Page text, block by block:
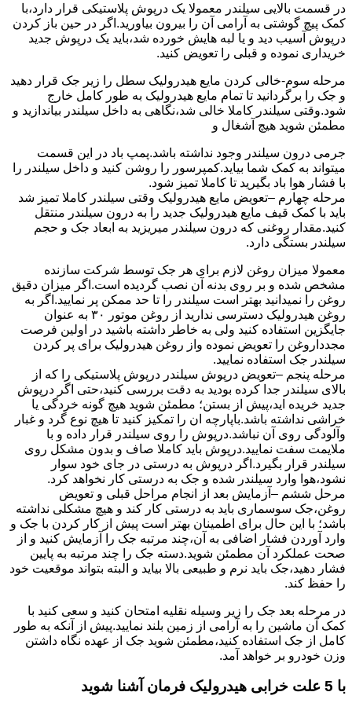
در قسمت بالایی سیلندر معمولا یک درپوش پلاستیکی قرار دارد،با
کمک پیچ گوشتی به آرامی آن را بیرون بیاورید.اگر در حین باز کردن
درپوش آسیب دید و یا لبه هایش خورده شد،باید یک درپوش جدید
خریداری نموده و قبلی را تعویض کنید.
مرحله سوم-خالی کردن مایع هیدرولیک سطل را زیر جک قرار دهید
و جک را برگردانید تا تمام مایع هیدرولیک به طور کامل خارج
شود.وقتی سیلندر کاملا خالی شد،نگاهی به داخل سیلندر بیاندازید و
مطمئن شوید هیچ آشغال و
جرمی درون سیلندر وجود نداشته باشد.پمپ باد در این قسمت
میتواند به کمک شما بیاید.کمپرسور را روشن کنید و داخل سیلندر را
با فشار هوا باد بگیرید تا کاملا تمیز شود.
مرحله چهارم –تعویض مایع هیدرولیک وقتی سیلندر کاملا تمیز شد
باید با کمک قیف مایع هیدرولیک جدید را به درون سیلندر منتقل
کنید.مقدار روغنی که درون سیلندر میریزید به ابعاد جک و حجم
سیلندر بستگی دارد.
معمولا میزان روغن لازم برای هر جک توسط شرکت سازنده
مشخص شده و بر روی بدنه آن نصب گردیده است.اگر میزان دقیق
روغن را نمیدانید بهتر است سیلندر را تا حد ممکن پر نمایید.اگر به
روغن هیدرولیک دسترسی ندارید از روغن موتور ۳۰ به عنوان
جایگزین استفاده کنید ولی به خاطر داشته باشید در اولین فرصت
مجدداروغن را تعویض نموده واز روغن هیدرولیک برای پر کردن
سیلندر جک استفاده نمایید.
مرحله پنجم –تعویض درپوش سیلندر درپوش پلاستیکی را که از
بالای سیلندر جدا کرده بودید به دقت بررسی کنید،حتی اگر درپوش
جدید خریده اید،پیش از بستن؛ مطمئن شوید هیچ گونه خردگی یا
خراشی نداشته باشد.باپارچه ان را تمکیز کنید تا هیچ نوع گرد و غبار
وآلودگی روی آن نباشد.درپوش را روی سیلندر قرار داده و با
ملایمت سفت نمایید.درپوش باید کاملا صاف و بدون مشکل روی
سیلندر قرار بگیرد.اگر درپوش به درستی در جای خود سوار
نشود،هوا وارد سیلندر شده و جک به درستی کار نخواهد کرد.
مرحل ششم –آزمایش بعد از انجام مراحل قبلی و تعویض
روغن،جک سوسماری باید به درستی کار کند و هیچ مشکلی نداشته
باشد؛ با این حال برای اطمینان بهتر است پیش از کار کردن با جک و
وارد آوردن فشار اضافی به آن،چند مرتبه جک را آزمایش کنید و از
صحت عملکرد آن مطمئن شوید.دسته جک را چند مرتبه به پایین
فشار دهید،جک باید نرم و طبیعی بالا بیاید و البته بتواند موقعیت خود
را حفظ کند.
در مرحله بعد جک را زیر وسیله نقلیه امتحان کنید و سعی کنید با
کمک آن ماشین را به آرامی از زمین بلند نمایید.پیش از آنکه به طور
کامل از جک استفاده کنید،مطمئن شوید جک از عهده نگاه داشتن
وزن خودرو بر خواهد آمد.
با 5 علت خرابی هیدرولیک فرمان آشنا شوید